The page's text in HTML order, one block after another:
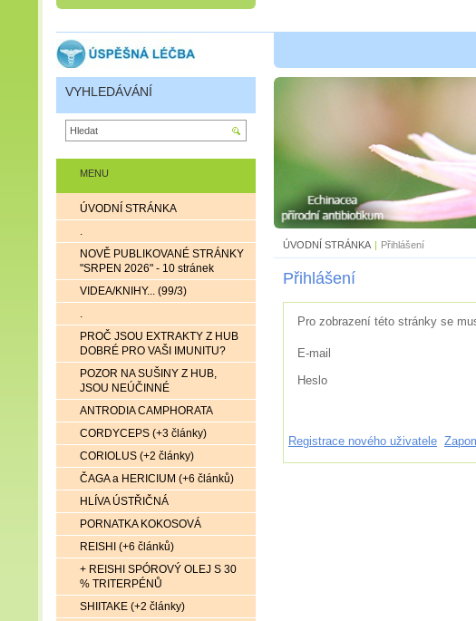
ÚVODNÍ STRÁNKA | Přihlášení
Přihlášení
Pro zobrazení této stránky se
E-mail
Heslo
Registrace nového uživatele
MENU
ÚVODNÍ STRÁNKA
.
NOVĚ PUBLIKOVANÉ STRÁNKY
"SRPEN 2026" - 10 stránek
VIDEA/KNIHY... (99/3)
.
PROČ JSOU EXTRAKTY Z HUB
DOBRÉ PRO VAŠI IMUNITU?
POZOR NA SUŠINY Z HUB,
JSOU NEÚČINNÉ
ANTRODIA CAMPHORATA
CORDYCEPS (+3 články)
CORIOLUS (+2 články)
ČAGA a HERICIUM (+6 článků)
HLÍVA ÚSTŘIČNÁ
PORNATKA KOKOSOVÁ
REISHI (+6 článků)
+ REISHI SPÓROVÝ OLEJ S 30
% TRITERPÉNŮ
SHIITAKE (+2 články)
VYHLEDÁVÁNÍ